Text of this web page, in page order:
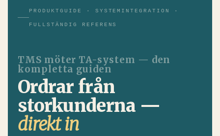
PRODUKTGUIDE · SYSTEMINTEGRATION ·
FULLSTÄNDIG REFERENS
TMS möter TA-system — den
kompletta guiden
Ordrar från
storkunderna —
direkt in